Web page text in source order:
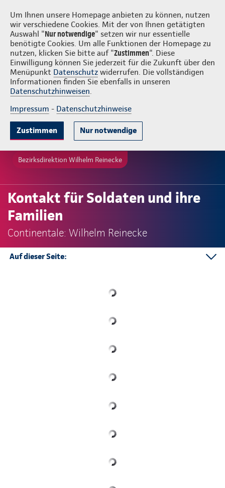
Um Ihnen unsere Homepage anbieten zu können, nutzen
wir verschiedene Cookies. Mit der von Ihnen getätigten
Auswahl "Nur notwendige" setzen wir nur essentielle
benötigte Cookies. Um alle Funktionen der Homepage zu
nutzen, klicken Sie bitte auf "Zustimmen". Diese
Einwilligung können Sie jederzeit für die Zukunft über den
Menüpunkt Datenschutz widerrufen. Die vollständigen
Informationen finden Sie ebenfalls in unseren
Datenschutzhinweisen.
Impressum - Datenschutzhinweise
Zustimmen Nur notwendige
Wilhelm Reinecke Login
Bezirksdirektion Wilhelm Reinecke
Kontakt für Soldaten und ihre
Familien
Continentale: Wilhelm Reinecke
Auf dieser Seite: